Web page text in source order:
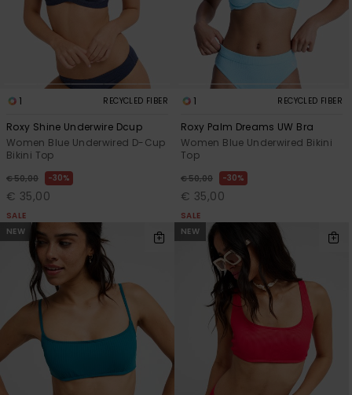
1 RECYCLED FIBER
Roxy Shine Underwire Dcup
Women Blue Underwired D-Cup
Bikini Top
€ 50,00 30%
€ 35,00
SALE
1 RECYCLED FIBER
Roxy Palm Dreams UW Bra
Women Blue Underwired Bikini
Top
€ 50,00 30%
€ 35,00
SALE
NEW
NEW